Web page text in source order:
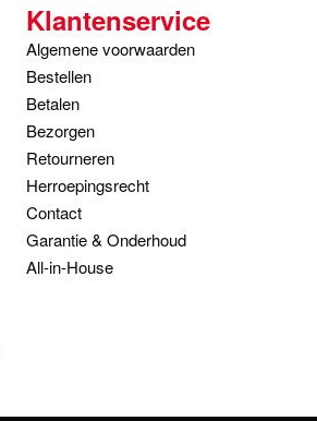
Klantenservice
Algemene voorwaarden
Bestellen
Betalen
Bezorgen
Retourneren
Herroepingsrecht
Contact
Garantie & Onderhoud
All-in-House